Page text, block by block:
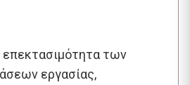
επεκτασιμότητα των
εργασίας,